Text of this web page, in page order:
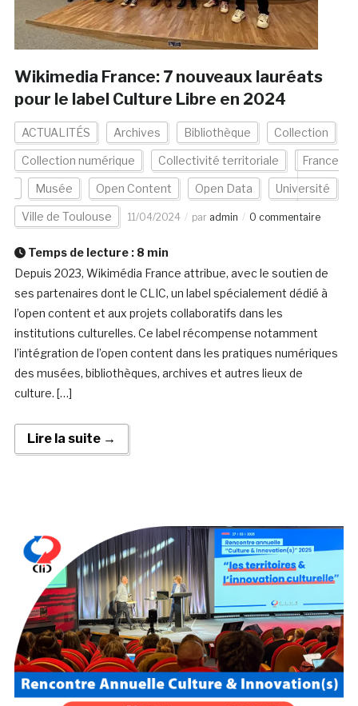
Wikimedia France: 7 nouveaux lauréats
pour le label Culture Libre en 2024
ACTUALITÉS Archives Bibliothèque Collection
Collection numérique Collectivité territoriale France
Musée Open Content Open Data Université
Ville de Toulouse 11/04/2024 par admin 0 commentaire
Temps de lecture : 8 min
Depuis 2023, Wikimédia France attribue, avec le soutien de
ses partenaires dont le CLIC, un label spécialement dédié à
l’open content et aux projets collaboratifs dans les
institutions culturelles. Ce label récompense notamment
l’intégration de l’open content dans les pratiques numériques
des musées, bibliothèques, archives et autres lieux de
culture. […]
Lire la suite →